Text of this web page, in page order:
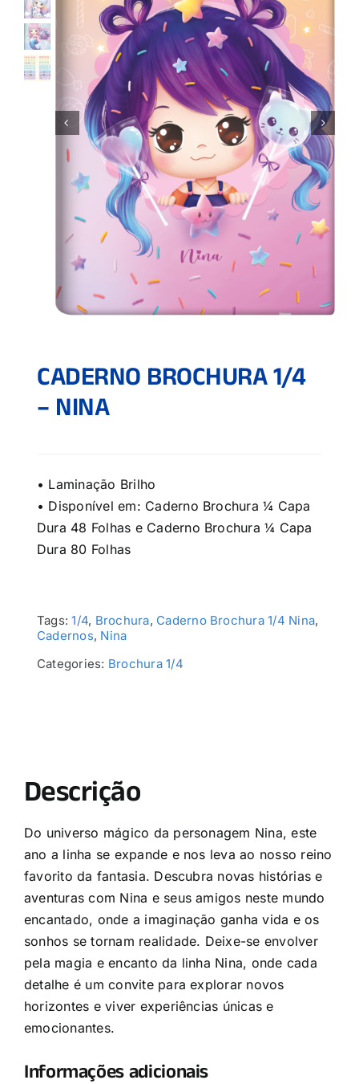
CADERNO BROCHURA 1/4
– NINA
• Laminação Brilho
• Disponível em: Caderno Brochura ¼ Capa
Dura 48 Folhas e Caderno Brochura ¼ Capa
Dura 80 Folhas
Tags:1/4, Brochura, Caderno Brochura 1/4 Nina,
Cadernos, Nina
Categories: Brochura 1/4
Descrição
Do universo mágico da personagem Nina, este
ano a linha se expande e nos leva ao nosso reino
favorito da fantasia. Descubra novas histórias e
aventuras com Nina e seus amigos neste mundo
encantado, onde a imaginação ganha vida e os
sonhos se tornam realidade. Deixe-se envolver
pela magia e encanto da linha Nina, onde cada
detalhe é um convite para explorar novos
horizontes e viver experiências únicas e
emocionantes.
Informações adicionais